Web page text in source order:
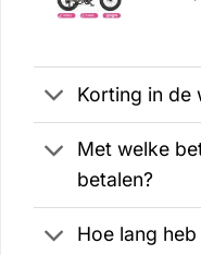
Korting in de
Met welke
betalen?
Hoe lang